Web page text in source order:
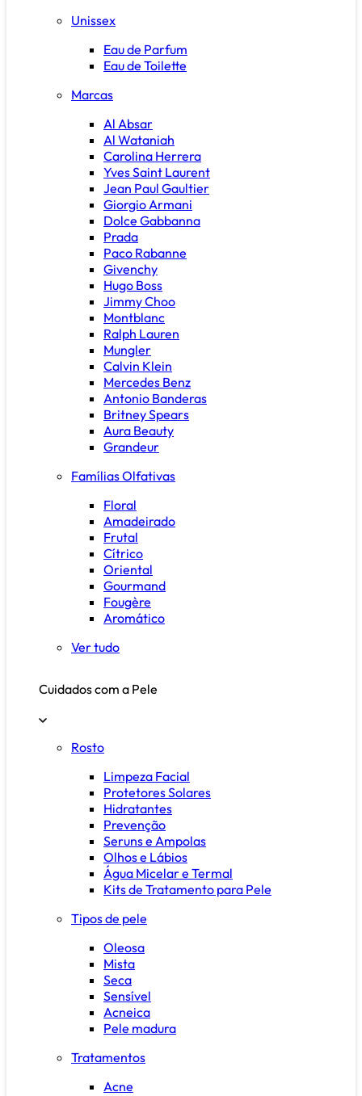
Unissex
Eau de Parfum
Eau de Toilette
Marcas
Al Absar
Al Wataniah
Carolina Herrera
Yves Saint Laurent
Jean Paul Gaultier
Giorgio Armani
Dolce Gabbanna
Prada
Paco Rabanne
Givenchy
Hugo Boss
Jimmy Choo
Montblanc
Ralph Lauren
Mungler
Calvin Klein
Mercedes Benz
Antonio Banderas
Britney Spears
Aura Beauty
Grandeur
Famílias Olfativas
Floral
Amadeirado
Frutal
Cítrico
Oriental
Gourmand
Fougère
Aromático
Ver tudo
Cuidados com a Pele
Rosto
Limpeza Facial
Protetores Solares
Hidratantes
Prevenção
Seruns e Ampolas
Olhos e Lábios
Água Micelar e Termal
Kits de Tratamento para Pele
Tipos de pele
Oleosa
Mista
Seca
Sensível
Acneica
Pele madura
Tratamentos
Acne